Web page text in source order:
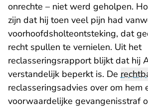
onrechte – niet werd geholpen.
zijn dat hij toen veel pijn had
voorhoofdsholteontsteking, dat
recht spullen te vernielen. Uit het
reclasseringsrapport blijkt dat hij
verstandelijk beperkt is. De
reclasseringsadvies over om hem
voorwaardelijke gevangenisstraf